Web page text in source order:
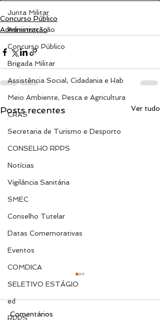
Junta Militar
Administração
Concurso Público
Brigada Militar
Assistência Social, Cidadania e Hab
Meio Ambiente, Pesca e Agricultura
CRAS
Secretaria de Turismo e Desporto
CONSELHO RPPS
Notícias
Vigilância Sanitária
SMEC
Conselho Tutelar
Datas Comemorativas
Eventos
COMDICA
SELETIVO ESTÁGIO
ed
RPPS
Concurso Público
Administração
Posts recentes Ver tudo
Comentários